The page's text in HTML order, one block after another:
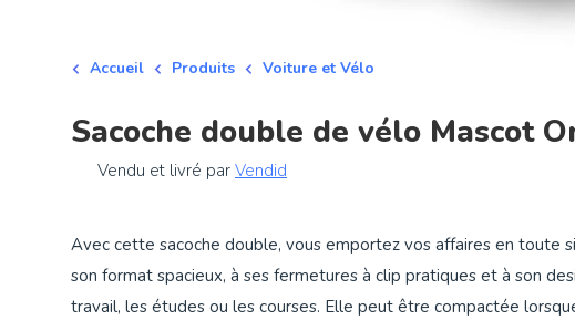
Accueil Produits Voiture et Vélo
Sacoche double de vélo Mascot
Vendu et livré par Vendid
Avec cette sacoche double, vous emportez vos affaires en toute
son format spacieux, à ses fermetures à clip pratiques et à son
travail, les études ou les courses. Elle peut être compactée